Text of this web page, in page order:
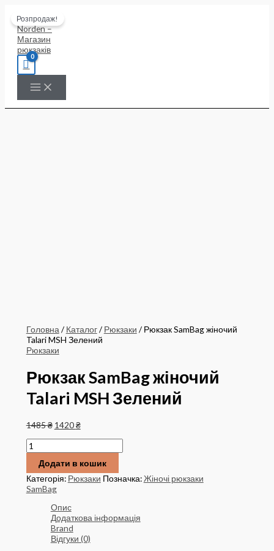
вмісту
Розпродаж!
Головна / Каталог/ Рюкзаки / Рюкзак SamBag жіночий
Talari MSH Зелений
Рюкзаки
Рюкзак SamBag жіночий
Talari MSH Зелений
1485₴ Оригінальна
1420₴Поточна
Рюкзак
SamBag
жіночий
Talari
MSH
Зелений
кількість
Додати в кошик
Категорія: Рюкзаки Позначка:Жіночі рюкзаки
SamBag
Опис
Додаткова інформація
Brand
Відгуки (0)